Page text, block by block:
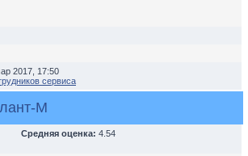
2017, 17:50
сервиса
М
Средняя оценка: 4.54